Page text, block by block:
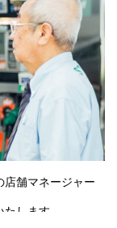
店舗マネージャー
します。